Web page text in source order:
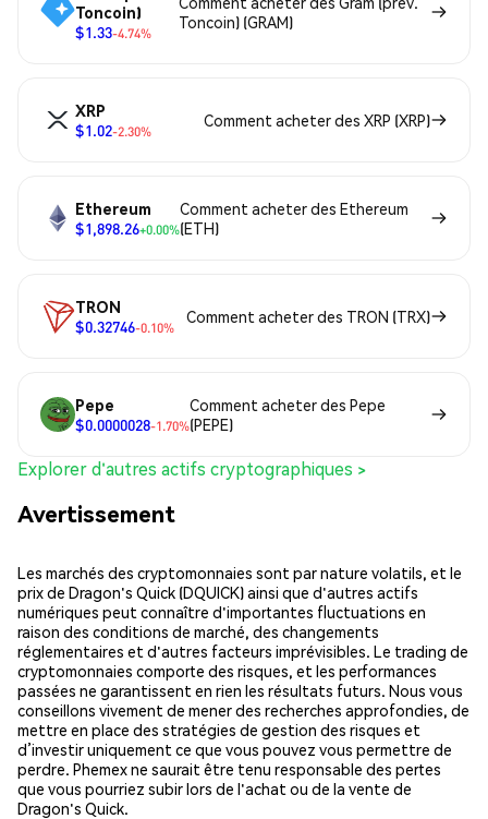
Toncoin)
$1.33-4.74%
Toncoin) (GRAM)
XRP
$1.02-2.30%
Comment acheter des XRP (XRP)
Ethereum
$1,898.26+0.00%
Comment acheter des Ethereum
(ETH)
TRON
$0.32746-0.10%
Comment acheter des TRON (TRX)
Pepe
$0.0000028-1.70%
Comment acheter des Pepe
(PEPE)
Explorer d'autres actifs cryptographiques >
Avertissement
Les marchés des cryptomonnaies sont par nature volatils, et le
prix de Dragon's Quick (DQUICK) ainsi que d'autres actifs
numériques peut connaître d'importantes fluctuations en
raison des conditions de marché, des changements
réglementaires et d'autres facteurs imprévisibles. Le trading de
cryptomonnaies comporte des risques, et les performances
passées ne garantissent en rien les résultats futurs. Nous vous
conseillons vivement de mener des recherches approfondies, de
mettre en place des stratégies de gestion des risques et
d’investir uniquement ce que vous pouvez vous permettre de
perdre. Phemex ne saurait être tenu responsable des pertes
que vous pourriez subir lors de l'achat ou de la vente de
Dragon's Quick.